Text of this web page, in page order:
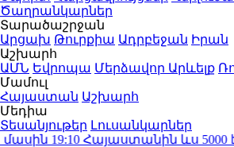
Ծաղրանկարներ
Տարածաշրջան
Արցախ Թուրքիա Ադրբեջան Իրան
Աշխարհ
ԱՄՆ Եվրոպա Մերձավոր Արևելք
Մամուլ
Հայաստան Աշխարհ
Մեդիա
Տեսանյութեր Լուսանկարներ
19:10Հայաստանին ևս 5000